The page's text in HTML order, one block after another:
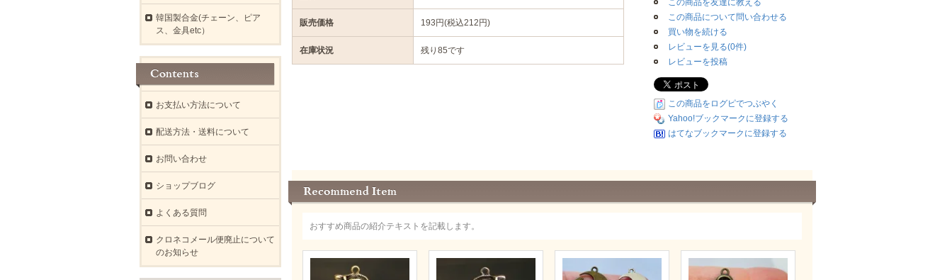
販売価格 193円(税込212円)
在庫状況 残り85です
この商品を友達に教える
この商品について問い合わせる
買い物を続ける
レビューを見る(0件)
レビューを投稿
この商品をログピでつぶやく
Yahoo!ブックマークに登録する
はてなブックマークに登録する
おすすめ商品の紹介テキストを記載します。
韓国製合金(チェーン、ピア
ス、金具etc）
お支払い方法について
配送方法・送料について
お問い合わせ
ショップブログ
よくある質問
クロネコメール便廃止について
のお知らせ